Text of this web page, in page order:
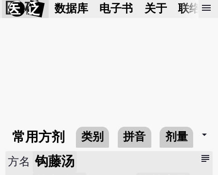
医 砭 数据库 电子书 关于 联络我
menu
常用方剂 类别 拼音 剂量 arrow_drop_down
subject
方名 钩藤汤